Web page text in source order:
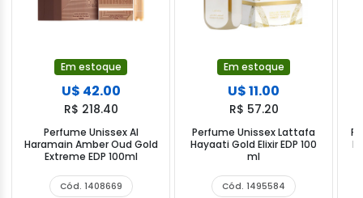
Em estoque
U$ 42.00
R$ 218.40
Perfume Unissex Al
Haramain Amber Oud Gold
Extreme EDP 100ml
Cód. 1408669
Em estoque
U$ 11.00
R$ 57.20
Perfume Unissex Lattafa
Hayaati Gold Elixir EDP 100
ml
Cód. 1495584